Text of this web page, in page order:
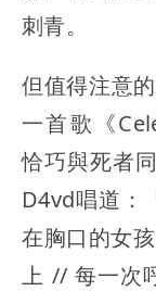
刺青。
但值得注意
一首歌《
恰巧與死者
D4vd唱道：
在胸口的女
上 // 每一次